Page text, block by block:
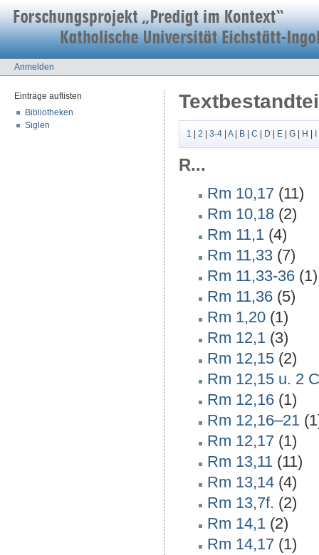
Anmelden
Einträge auflisten
Bibliotheken
Siglen
1 2 3-4 A| B C D E G H
R...
Rm 10,17 (11)
Rm 10,18 (2)
Rm 11,1 (4)
Rm 11,33 (7)
Rm 11,33-36 (1)
Rm 11,36 (5)
Rm 1,20 (1)
Rm 12,1 (3)
Rm 12,15 (2)
Rm 12,15 u. 2
Rm 12,16 (1)
Rm 12,16–21
Rm 12,17 (1)
Rm 13,11 (11)
Rm 13,14 (4)
Rm 13,7f. (2)
Rm 14,1 (2)
Rm 14,17 (1)